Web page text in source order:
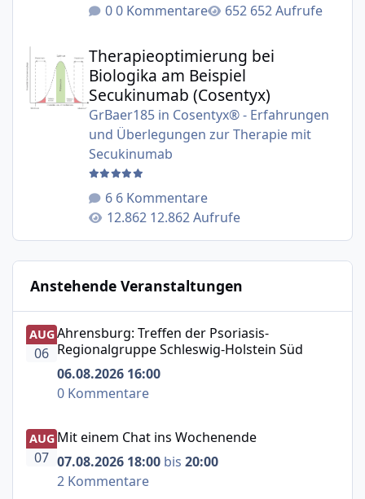
0 Kommentare
652 Aufrufe
Therapieoptimierung bei Biologika am Beispiel
Therapieoptimierung bei
Biologika am Beispiel
Secukinumab (Cosentyx)
GrBaer185in Cosentyx® - Erfahrungen
und Überlegungen zur Therapie mit
Secukinumab
6 Kommentare
12.862 Aufrufe
Anstehende Veranstaltungen
Ahrensburg: Treffen der Psoriasis-Regionalgruppe
AUG
06
Ahrensburg: Treffen der Psoriasis-
Regionalgruppe Schleswig-Holstein Süd
06.08.2026 16:00
0 Kommentare
Mit einem Chat ins Wochenende
AUG
07
Mit einem Chat ins Wochenende
07.08.2026 18:00 bis 20:00
2 Kommentare